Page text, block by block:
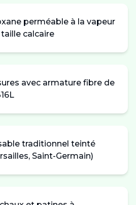
perméable à la vapeur
calcaire
avec armature fibre de
traditionnel teinté
Saint-Germain)